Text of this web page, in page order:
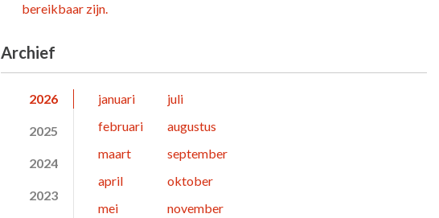
bereikbaar zijn.
Archief
2026
2025
2024
2023
januari
februari
maart
april
mei
juli
augustus
september
oktober
november